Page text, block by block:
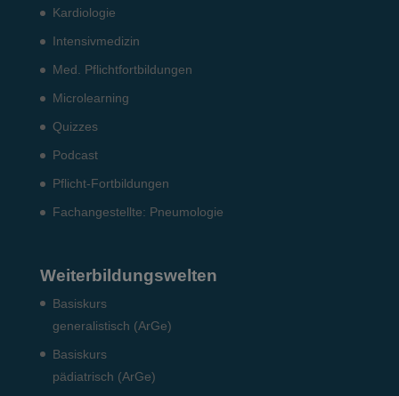
Kardiologie
Intensiv­medizin
Med. Pflichtfort­bildun­gen
Microlearning
Quizzes
Podcast
Pflicht-Fort­bildun­gen
Fach­angestellte: Pneumo­logie
Weiterbildungswelten
Basiskurs
generalistisch (ArGe)
Basiskurs
pädiatrisch (ArGe)